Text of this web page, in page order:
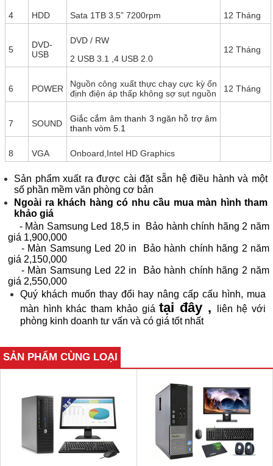
4 HDD Sata 1TB 3.5” 7200rpm 12 Tháng
5
DVD-
USB
DVD / RW
2 USB 3.1 ,4 USB 2.0
12 Tháng
6 POWER
Nguồn công xuất thực chạy cực kỳ ổn
định điện áp thấp không sợ sụt nguồn
12 Tháng
7 SOUND
Giắc cắm âm thanh 3 ngăn hỗ trợ âm
thanh vòm 5.1
8 VGA Onboard,Intel HD Graphics
Sản phẩm xuất ra được cài đặt sẵn hệ điều hành và một
số phần mềm văn phòng cơ bản
Ngoài ra khách hàng có nhu cầu mua màn hình tham
khảo giá
- Màn Samsung Led 18,5 in Bảo hành chính hãng 2 năm
giá 1,900,000
- Màn Samsung Led 20 in Bảo hành chính hãng 2 năm
giá 2,150,000
- Màn Samsung Led 22 in Bảo hành chính hãng 2 năm
giá 2,550,000
Quý khách muốn thay đổi hay nâng cấp cấu hình, mua
màn hình khác tham khảo giátại đây ,
liên hệ với
phòng kinh doanh tư vấn và có giá tốt nhất
SẢN PHẨM CÙNG LOẠI